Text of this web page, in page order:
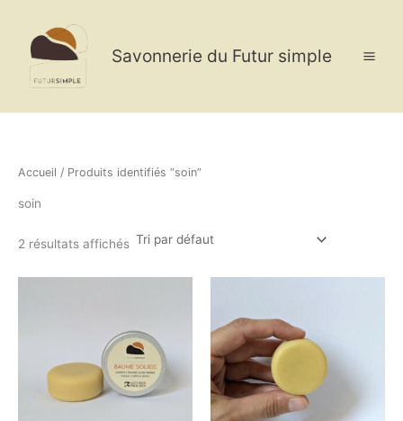
contenu
Savonnerie du Futur simple
Accueil / Produits identifiés “soin”
soin
2 résultats affichés